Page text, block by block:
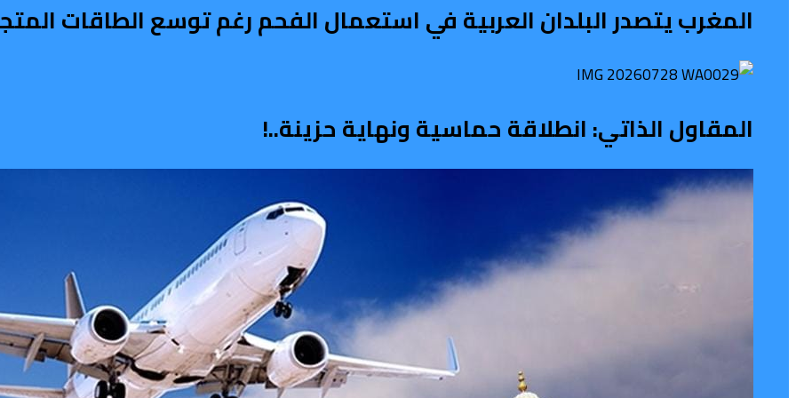
المغرب يتصدر البلدان العربية في استعمال الفحم رغم توسع الطاقات
المقاول الذاتي: انطلاقة حماسية ونهاية حزينة..!